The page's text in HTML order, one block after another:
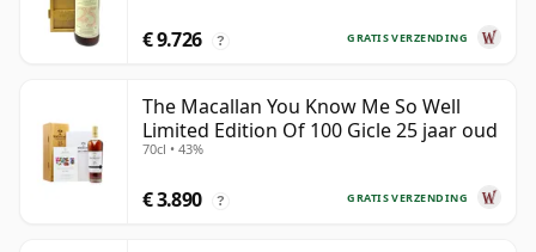
GRATIS VERZENDING
€ 9.726 ?
The Macallan You Know Me So Well
Limited Edition Of 100 Gicle 25 jaar oud
70cl • 43%
GRATIS VERZENDING
€ 3.890 ?